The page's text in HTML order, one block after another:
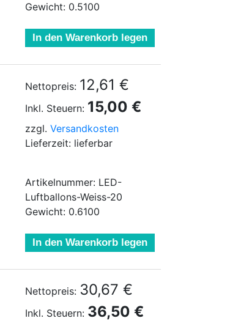
Gewicht: 0.5100
In den Warenkorb legen
Nettopreis: 12,61 €
Inkl. Steuern: 15,00 €
zzgl. Versandkosten
Lieferzeit: lieferbar
Artikelnummer: LED-
Luftballons-Weiss-20
Gewicht: 0.6100
In den Warenkorb legen
Nettopreis: 30,67 €
Inkl. Steuern: 36,50 €